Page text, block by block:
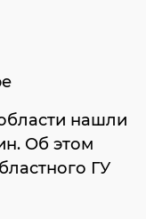
нашли
Об этом
ГУ